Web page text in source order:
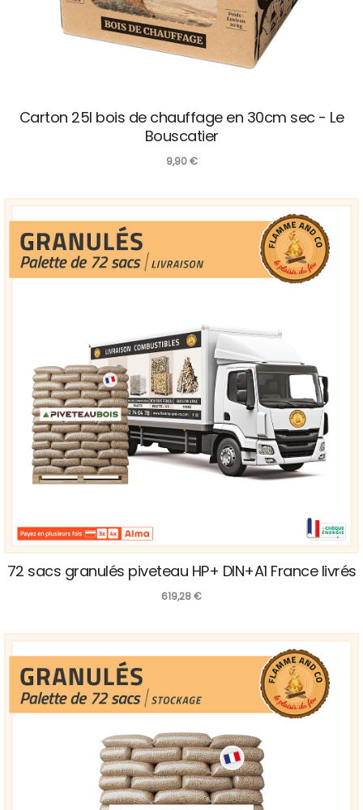
Carton 25l bois de chauffage en 30cm sec - Le
Bouscatier
9,90€
72 sacs granulés piveteau HP+ DIN+A1 France livrés
619,28€